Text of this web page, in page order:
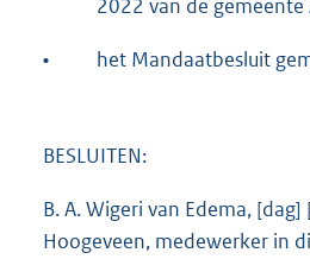
2022 van de gemeente
• het Mandaatbesluit
BESLUITEN:
B. A. Wigeri van Edema,
Hoogeveen, medewerker in